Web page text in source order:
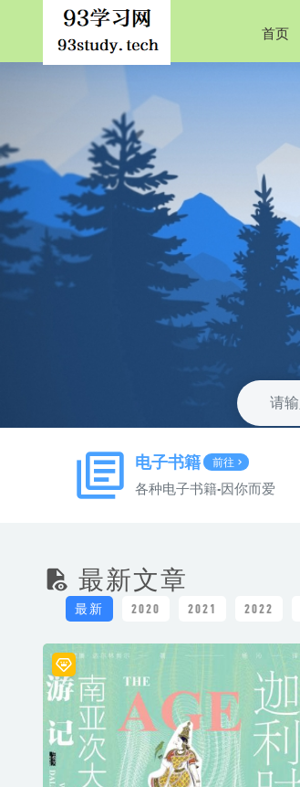
首页
电子书籍 前往
各种电子书籍-因你而爱
最新文章
最新 2020 2021 2022